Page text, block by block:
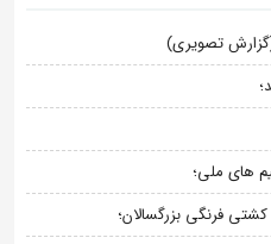
تصویری)
فرنگی بزرگسالان؛